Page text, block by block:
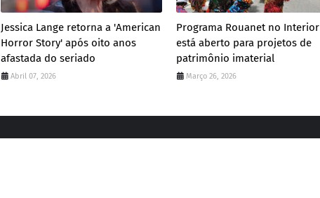
Jessica Lange retorna a 'American
Horror Story' após oito anos
afastada do seriado
Abril 07, 2026
Programa Rouanet no Interior
está aberto para projetos de
patrimônio imaterial
Março 26, 2026